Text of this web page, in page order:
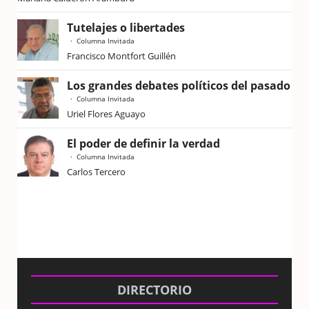
Tutelajes o libertades
Columna Invitada
Francisco Montfort Guillén
Los grandes debates políticos del pasado
Columna Invitada
Uriel Flores Aguayo
El poder de definir la verdad
Columna Invitada
Carlos Tercero
DIRECTORIO